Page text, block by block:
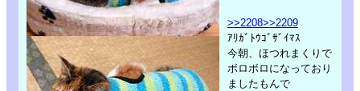
>>2208>>2209
ｱﾘｶﾞﾄｳｺﾞｻﾞｲﾏｽ
今朝、ほつれまくりで
ボロボロになっており
ましたもんで